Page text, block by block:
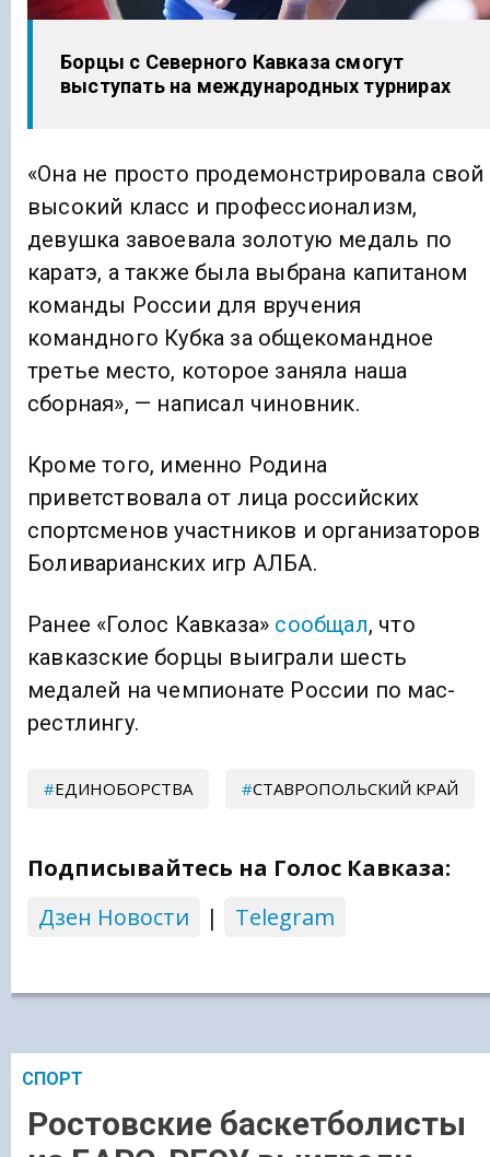
Борцы с Северного Кавказа смогут
выступать на международных турнирах
«Она не просто продемонстрировала свой
высокий класс и профессионализм,
девушка завоевала золотую медаль по
каратэ, а также была выбрана капитаном
команды России для вручения
командного Кубка за общекомандное
третье место, которое заняла наша
сборная», — написал чиновник.
Кроме того, именно Родина
приветствовала от лица российских
спортсменов участников и организаторов
Боливарианских игр АЛБА.
Ранее «Голос Кавказа» сообщал, что
кавказские борцы выиграли шесть
медалей на чемпионате России по мас-
рестлингу.
ЕДИНОБОРСТВА СТАВРОПОЛЬСКИЙ КРАЙ
Подписывайтесь на Голос Кавказа:
Дзен Новости
| Telegram
СПОРТ
Ростовские баскетболисты